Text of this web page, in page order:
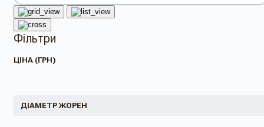
Фільтри
ЦІНА (ГРН)
ДІАМЕТР ЖОРЕН